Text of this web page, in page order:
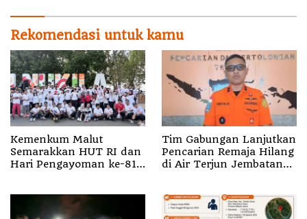
Rekomendasi untuk kamu
Kemenkum Malut
Semarakkan HUT RI dan
Hari Pengayoman ke-81
Tim Gabungan Lanjutkan
Pencarian Remaja Hilang
di Air Terjun Jembatan